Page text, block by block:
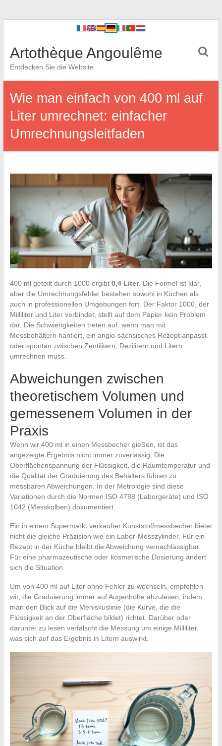
Artothèque Angoulême
Entdecken Sie die Website
Wie man einfach von 400 ml auf
Liter umrechnet: einfacher
Umrechnungsleitfaden
400 ml geteilt durch 1000 ergibt 0,4 Liter. Die Formel ist klar,
aber die Umrechnungsfehler bestehen sowohl in Küchen als
auch in professionellen Umgebungen fort. Der Faktor 1000, der
Milliliter und Liter verbindet, stellt auf dem Papier kein Problem
dar. Die Schwierigkeiten treten auf, wenn man mit
Messbehältern hantiert, ein anglo-sächsisches Rezept anpasst
oder spontan zwischen Zentilitern, Dezilitern und Litern
umrechnen muss.
Abweichungen zwischen
theoretischem Volumen und
gemessenem Volumen in der
Praxis
Wenn wir 400 ml in einen Messbecher gießen, ist das
angezeigte Ergebnis nicht immer zuverlässig. Die
Oberflächenspannung der Flüssigkeit, die Raumtemperatur und
die Qualität der Graduierung des Behälters führen zu
messbaren Abweichungen. In der Metrologie sind diese
Variationen durch die Normen ISO 4788 (Laborgeräte) und ISO
1042 (Messkolben) dokumentiert.
Ein in einem Supermarkt verkaufter Kunststoffmessbecher bietet
nicht die gleiche Präzision wie ein Labor-Messzylinder. Für ein
Rezept in der Küche bleibt die Abweichung vernachlässigbar.
Für eine pharmazeutische oder kosmetische Dosierung ändert
sich die Situation.
Um von 400 ml auf Liter ohne Fehler zu wechseln, empfehlen
wir, die Graduierung immer auf Augenhöhe abzulesen, indem
man den Blick auf die Meniskuslinie (die Kurve, die die
Flüssigkeit an der Oberfläche bildet) richtet. Darüber oder
darunter zu lesen verfälscht die Messung um einige Milliliter,
was sich auf das Ergebnis in Litern auswirkt.